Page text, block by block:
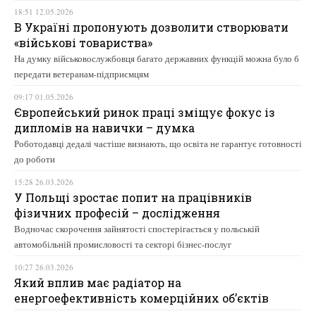
18:51 12.05.2026
В Україні пропонують дозволити створювати
«військові товариства»
На думку військовослужбовця багато державних функцій можна було б
передати ветеранам-підприємцям
09:17 01.05.2026
Європейський ринок праці зміщує фокус із
дипломів на навички – думка
Роботодавці дедалі частіше визнають, що освіта не гарантує готовності
до роботи
15:28 26.03.2026
У Польщі зростає попит на працівників
фізичних професій – дослідження
Водночас скорочення зайнятості спостерігається у польській
автомобільній промисловості та секторі бізнес-послуг
10:27 26.03.2026
Який вплив має радіатор на
енергоефективність комерційних об’єктів